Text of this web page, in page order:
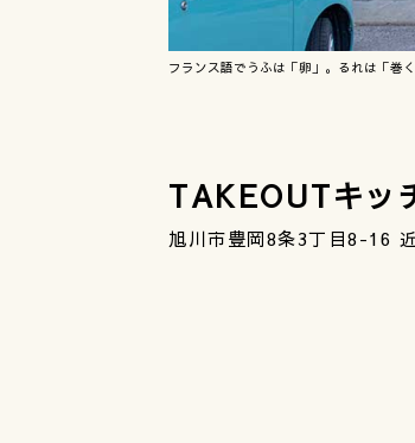
フランス語でうふは「卵」。るれは「巻
TAKEOUTキッ
旭川市豊岡8条3丁目8-16